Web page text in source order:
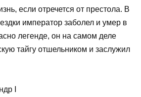
если отречется от престола. В
император заболел и умер в
легенде, он на самом деле
тайгу отшельником и заслужил
I